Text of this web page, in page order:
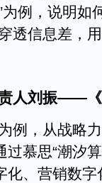
例，说明如
信息差，
人刘振——
例，从战略
慕思“潮汐
化、营销数